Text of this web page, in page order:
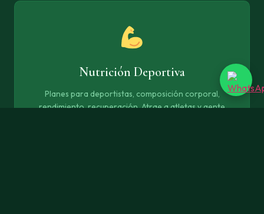
Nutrición Deportiva
Planes para deportistas, composición corporal,
rendimiento, recuperación. Atrae a atletas y gente